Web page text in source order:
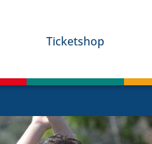
Ticketshop